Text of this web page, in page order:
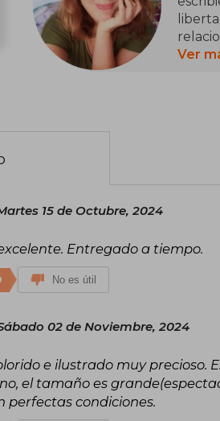
Ver
15 de Octubre, 2024
Entregado a tiempo.
No es útil
02 de Noviembre, 2024
e ilustrado muy precioso.
el tamaño es
perfectas condiciones.